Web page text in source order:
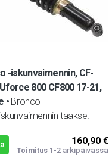
-iskunvaimennin, CF-
800 CF800 17-21,
Bronco
taakse.
16-20, Uforce 800160,90 €
Toimitus 1-2 arkipäivässä